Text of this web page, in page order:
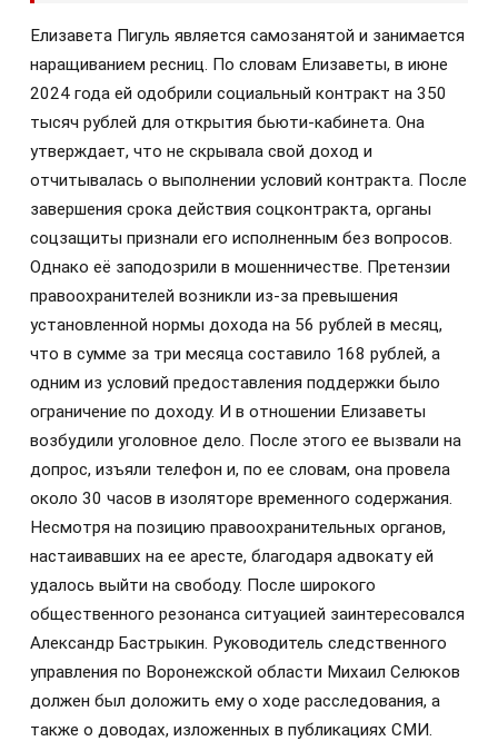
Елизавета Пигуль является самозанятой и занимается
наращиванием ресниц. По словам Елизаветы, в июне
2024 года ей одобрили социальный контракт на 350
тысяч рублей для открытия бьюти-кабинета. Она
утверждает, что не скрывала свой доход и
отчитывалась о выполнении условий контракта. После
завершения срока действия соцконтракта, органы
соцзащиты признали его исполненным без вопросов.
Однако её заподозрили в мошенничестве. Претензии
правоохранителей возникли из-за превышения
установленной нормы дохода на 56 рублей в месяц,
что в сумме за три месяца составило 168 рублей, а
одним из условий предоставления поддержки было
ограничение по доходу. И в отношении Елизаветы
возбудили уголовное дело. После этого ее вызвали на
допрос, изъяли телефон и, по ее словам, она провела
около 30 часов в изоляторе временного содержания.
Несмотря на позицию правоохранительных органов,
настаивавших на ее аресте, благодаря адвокату ей
удалось выйти на свободу. После широкого
общественного резонанса ситуацией заинтересовался
Александр Бастрыкин. Руководитель следственного
управления по Воронежской области Михаил Селюков
должен был доложить ему о ходе расследования, а
также о доводах, изложенных в публикациях СМИ.